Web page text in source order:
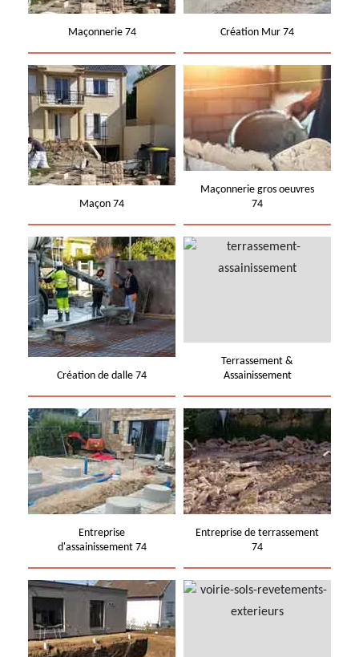
Maçonnerie 74 Création Mur 74
Maçon 74
Maçonnerie gros oeuvres
74
Création de dalle 74
Terrassement &
Assainissement
Entreprise
d'assainissement 74
Entreprise de terrassement
74